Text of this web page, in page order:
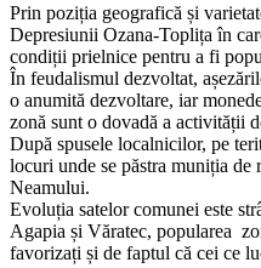
Prin poziția geografică și
Depresiunii Ozana-Toplița în
condiții prielnice pentru a fi
În feudalismul dezvoltat,
o anumită dezvoltare, iar
zonă sunt o dovadă a activității
După spusele localnicilor, pe
locuri unde se păstra muniția de
Neamului.
Evoluția satelor comunei este
Agapia și Văratec, popularea
favorizați și de faptul că cei ce